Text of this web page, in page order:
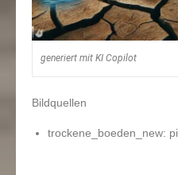
generiert mit KI Copilot
Bildquellen
trockene_boeden_new: